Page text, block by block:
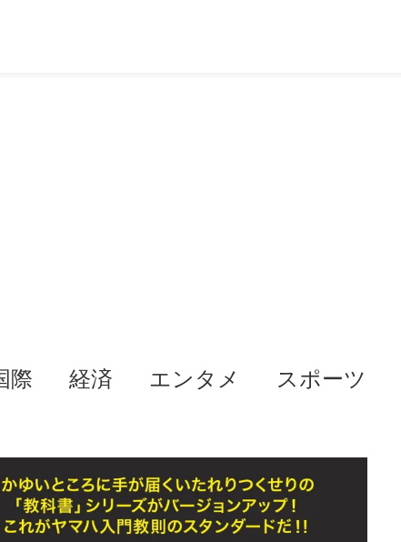
際 経済 エンタメ スポーツ